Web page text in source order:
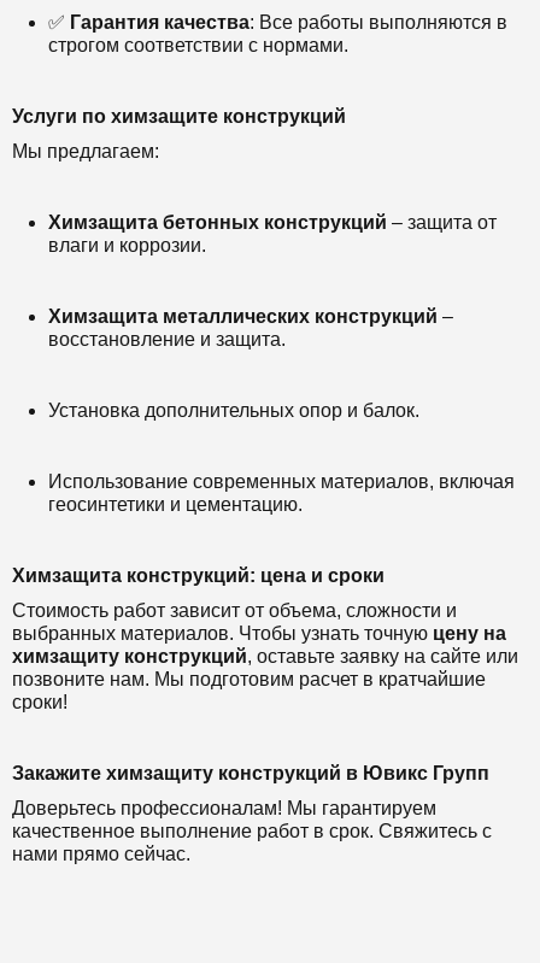
✅ Гарантия качества: Все работы выполняются в
строгом соответствии с нормами.
Услуги по химзащите конструкций
Мы предлагаем:
Химзащита бетонных конструкций – защита от
влаги и коррозии.
Химзащита металлических конструкций –
восстановление и защита.
Установка дополнительных опор и балок.
Использование современных материалов, включая
геосинтетики и цементацию.
Химзащита конструкций: цена и сроки
Стоимость работ зависит от объема, сложности и
выбранных материалов. Чтобы узнать точную цену на
химзащиту конструкций, оставьте заявку на сайте или
позвоните нам. Мы подготовим расчет в кратчайшие
сроки!
Закажите химзащиту конструкций в Ювикс Групп
Доверьтесь профессионалам! Мы гарантируем
качественное выполнение работ в срок. Свяжитесь с
нами прямо сейчас.